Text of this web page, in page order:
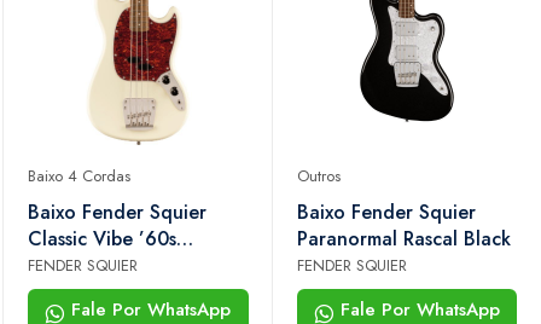
Baixo 4 Cordas
Baixo Fender Squier
Classic Vibe ’60s
Mustang Bass 4 Cordas
Laurel Olympic White
FENDER SQUIER
Fale Por WhatsApp
Outros
Baixo Fender Squier
Paranormal Rascal Black
FENDER SQUIER
Fale Por WhatsApp